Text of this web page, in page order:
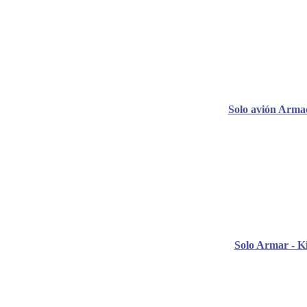
Solo avión
Solo Armar -